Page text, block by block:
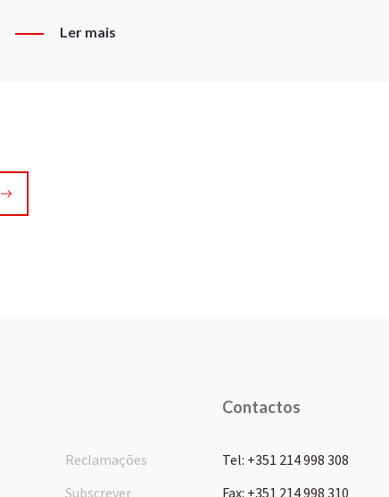
Ler mais
Reclamações
Subscrever
Contactos
Tel: +351 214 998 308
Fax: +351 214 998 310